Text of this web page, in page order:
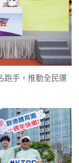
跑手，推動全民運